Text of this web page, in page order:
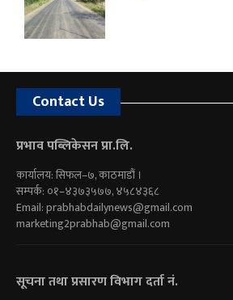
Contact Us
प्रभाव पब्लिकेसन प्रा.लि.
कार्यालय: सिफल–७, काठमाडौं ।
सम्पर्क: ०१–४३७३५७७, ४५८४३६८
Email:prabhabdailynews@gmail.com
marketing2prabhab@gmail.com
सूचना तथा प्रसारण विभाग दर्ता नं.